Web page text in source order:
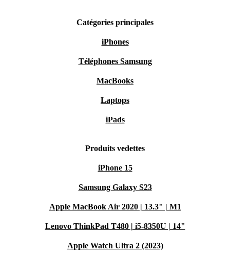
Catégories principales
iPhones
Téléphones Samsung
MacBooks
Laptops
iPads
Produits vedettes
iPhone 15
Samsung Galaxy S23
Apple MacBook Air 2020 | 13.3" | M1
Lenovo ThinkPad T480 | i5-8350U | 14"
Apple Watch Ultra 2 (2023)